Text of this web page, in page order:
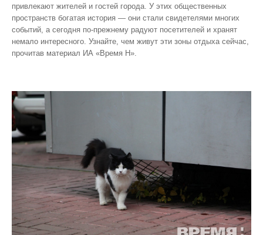
привлекают жителей и гостей города. У этих общественных
пространств богатая история — они стали свидетелями многих
событий, а сегодня по‑прежнему радуют посетителей и хранят
немало интересного. Узнайте, чем живут эти зоны отдыха сейчас,
прочитав материал ИА «Время Н».